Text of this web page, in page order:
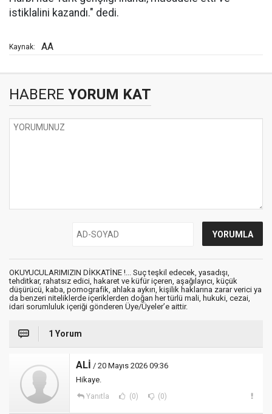
istiklalini kazandı." dedi.
Kaynak: AA
HABERE YORUM KAT
OKUYUCULARIMIZIN DİKKATİNE !... Suç teşkil edecek, yasadışı,
tehditkar, rahatsız edici, hakaret ve küfür içeren, aşağılayıcı, küçük
düşürücü, kaba, pornografik, ahlaka aykırı, kişilik haklarına zarar verici ya
da benzeri niteliklerde içeriklerden doğan her türlü mali, hukuki, cezai,
idari sorumluluk içeriği gönderen Üye/Üyeler’e aittir.
1 Yorum
ALİ / 20 Mayıs 2026 09:36
Hikaye.
Yanıtla (0) (0)